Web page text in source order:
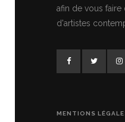
afin de vous
d'artistes
MENTIONS